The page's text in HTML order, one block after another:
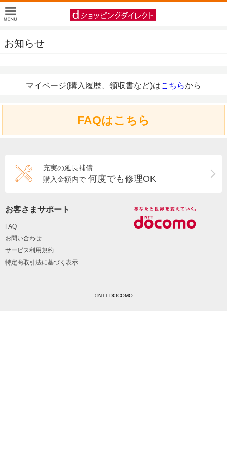
お知らせ
マイページ(購入履歴、領収書など)はこちらから
FAQはこちら
充実の延長補償
購入金額内で 何度でも修理OK
お客さまサポート
FAQ
お問い合わせ
サービス利用規約
特定商取引法に基づく表示
©NTT DOCOMO